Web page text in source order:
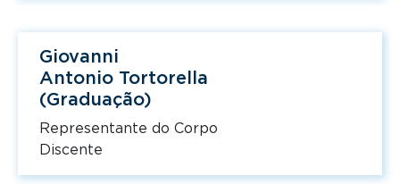
Giovanni
Antonio Tortorella
(Graduação)
Representante do Corpo
Discente